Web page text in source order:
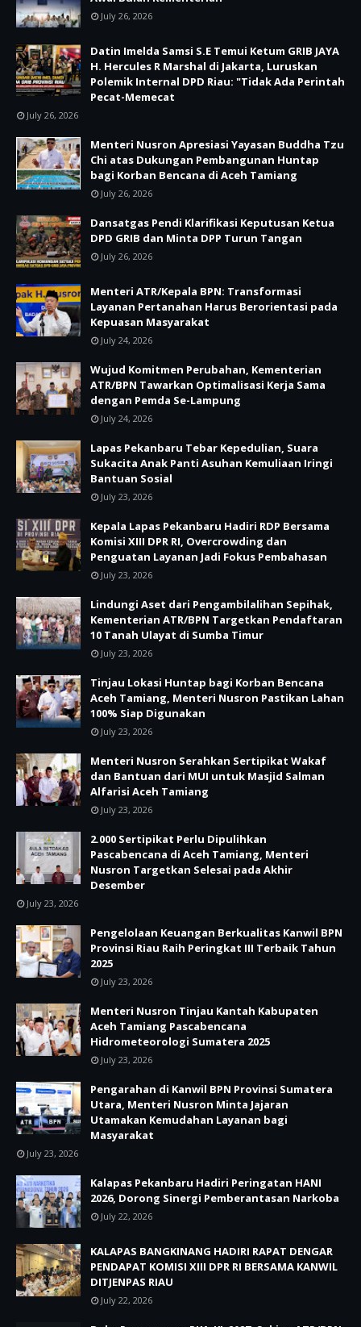
July 26, 2026
Datin Imelda Samsi S.E Temui Ketum GRIB JAYA
H. Hercules R Marshal di Jakarta, Luruskan
Polemik Internal DPD Riau: "Tidak Ada Perintah
Pecat-Memecat
July 26, 2026
Menteri Nusron Apresiasi Yayasan Buddha Tzu
Chi atas Dukungan Pembangunan Huntap
bagi Korban Bencana di Aceh Tamiang
July 26, 2026
Dansatgas Pendi Klarifikasi Keputusan Ketua
DPD GRIB dan Minta DPP Turun Tangan
July 26, 2026
Menteri ATR/Kepala BPN: Transformasi
Layanan Pertanahan Harus Berorientasi pada
Kepuasan Masyarakat
July 24, 2026
Wujud Komitmen Perubahan, Kementerian
ATR/BPN Tawarkan Optimalisasi Kerja Sama
dengan Pemda Se-Lampung
July 24, 2026
Lapas Pekanbaru Tebar Kepedulian, Suara
Sukacita Anak Panti Asuhan Kemuliaan Iringi
Bantuan Sosial
July 23, 2026
Kepala Lapas Pekanbaru Hadiri RDP Bersama
Komisi XIII DPR RI, Overcrowding dan
Penguatan Layanan Jadi Fokus Pembahasan
July 23, 2026
Lindungi Aset dari Pengambilalihan Sepihak,
Kementerian ATR/BPN Targetkan Pendaftaran
10 Tanah Ulayat di Sumba Timur
July 23, 2026
Tinjau Lokasi Huntap bagi Korban Bencana
Aceh Tamiang, Menteri Nusron Pastikan Lahan
100% Siap Digunakan
July 23, 2026
Menteri Nusron Serahkan Sertipikat Wakaf
dan Bantuan dari MUI untuk Masjid Salman
Alfarisi Aceh Tamiang
July 23, 2026
2.000 Sertipikat Perlu Dipulihkan
Pascabencana di Aceh Tamiang, Menteri
Nusron Targetkan Selesai pada Akhir
Desember
July 23, 2026
Pengelolaan Keuangan Berkualitas Kanwil BPN
Provinsi Riau Raih Peringkat III Terbaik Tahun
2025
July 23, 2026
Menteri Nusron Tinjau Kantah Kabupaten
Aceh Tamiang Pascabencana
Hidrometeorologi Sumatera 2025
July 23, 2026
Pengarahan di Kanwil BPN Provinsi Sumatera
Utara, Menteri Nusron Minta Jajaran
Utamakan Kemudahan Layanan bagi
Masyarakat
July 23, 2026
Kalapas Pekanbaru Hadiri Peringatan HANI
2026, Dorong Sinergi Pemberantasan Narkoba
July 22, 2026
KALAPAS BANGKINANG HADIRI RAPAT DENGAR
PENDAPAT KOMISI XIII DPR RI BERSAMA KANWIL
DITJENPAS RIAU
July 22, 2026